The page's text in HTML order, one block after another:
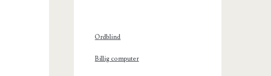
Ordblind
Billig computer